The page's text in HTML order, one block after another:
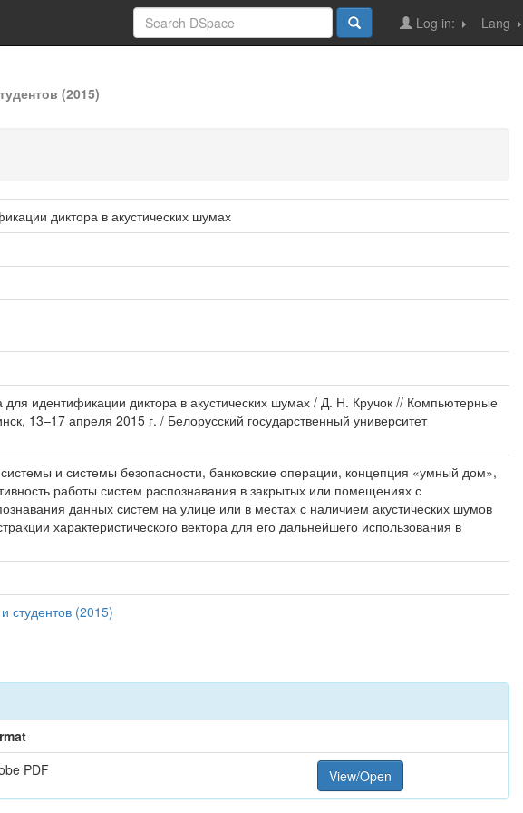
Lang
Log in:
(2015)
диктора в акустических шумах
для идентификации диктора в акустических шумах / Д. Н. Кручок // Компьютерные
13–17 апреля 2015 г. / Белорусский государственный университет
и системы безопасности, банковские операции, концепция «умный дом»,
работы систем распознавания в закрытых или помещениях с
данных систем на улице или в местах с наличием акустических шумов
характеристического вектора для его дальнейшего использования в
студентов (2015)
PDF View/Open